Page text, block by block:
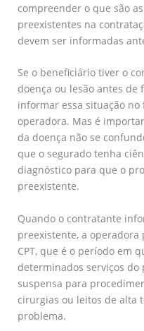
compreender o que são
preexistentes na
devem ser informadas
Se o beneficiário tiver o
doença ou lesão antes de
informar essa situação
operadora. Mas é
da doença não se
que o segurado tenha
diagnóstico para que o
preexistente.
Quando o contratante
preexistente, a
CPT, que é o período em
determinados serviços
suspensa para
cirurgias ou leitos de alta
problema.